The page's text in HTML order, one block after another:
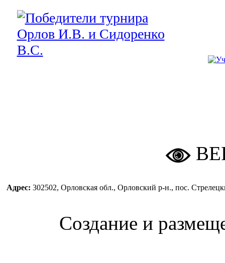
Адрес: 302502, Орловская обл., Орловский р-н., пос.
Создание и